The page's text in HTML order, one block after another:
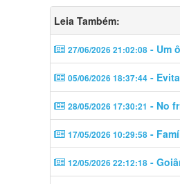
Leia Também:
27/06/2026 21:02:08 - Um
05/06/2026 18:37:44 -
28/05/2026 17:30:21 - No
17/05/2026 10:29:58 -
12/05/2026 22:12:18 -